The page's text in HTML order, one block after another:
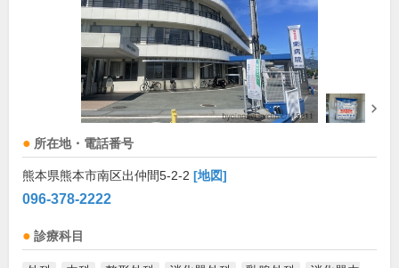
所在地・電話番号
熊本県熊本市南区出仲間5-2-2 [地図]
096-378-2222
診療科目